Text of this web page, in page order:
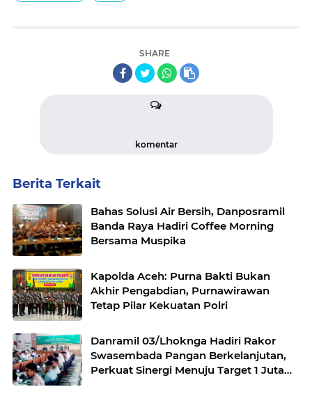
SHARE
komentar
Berita Terkait
Bahas Solusi Air Bersih, Danposramil
Banda Raya Hadiri Coffee Morning
Bersama Muspika
Kapolda Aceh: Purna Bakti Bukan
Akhir Pengabdian, Purnawirawan
Tetap Pilar Kekuatan Polri
Danramil 03/Lhoknga Hadiri Rakor
Swasembada Pangan Berkelanjutan,
Perkuat Sinergi Menuju Target 1 Juta